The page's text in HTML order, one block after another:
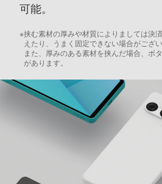
可能。
※挟む素材の厚みや材質によりましては決
えたり、うまく固定できない場合がござい
また、厚みのある素材を挟んだ場合、ボ
があります。